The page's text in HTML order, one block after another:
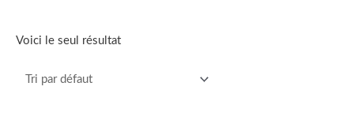
Voici le seul résultat